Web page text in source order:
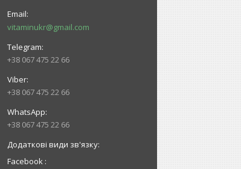
vitaminukr@gmail.com
+38 067 475 22 66
+38 067 475 22 66
+38 067 475 22 66
Facebook